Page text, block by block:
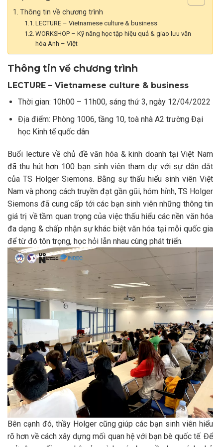
Thông tin về chương trình
LECTURE – Vietnamese culture & business
WORKSHOP – Kỹ năng học tập hiệu quả & giao lưu văn
hóa Anh – Việt
Thông tin về chương trình
LECTURE – Vietnamese culture & business
Thời gian: 10h00 – 11h00, sáng thứ 3, ngày 12/04/2022
Địa điểm: Phòng 1006, tầng 10, toà nhà A2 trường Đại
học Kinh tế quốc dân
Buổi lecture về chủ đề văn hóa & kinh doanh tại Việt Nam
đã thu hút hơn 100 bạn sinh viên tham dự với sự dẫn dắt
của TS Holger Siemons. Bằng sự thấu hiểu sinh viên Việt
Nam và phong cách truyền đạt gần gũi, hóm hỉnh, TS Holger
Siemons đã cung cấp tới các bạn sinh viên những thông tin
giá trị về tầm quan trọng của việc thấu hiểu các nền văn hóa
đa dạng & chấp nhận sự khác biệt văn hóa tại mỗi quốc gia
để từ đó tôn trọng, học hỏi lẫn nhau cùng phát triển.
Bên cạnh đó, thầy Holger cũng giúp các bạn sinh viên hiểu
rõ hơn về cách xây dựng mối quan hệ với bạn bè quốc tế. Để